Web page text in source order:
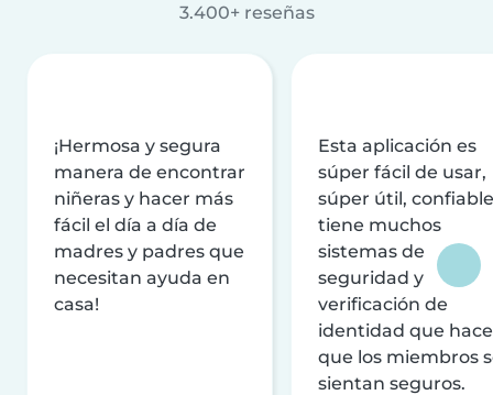
3.400+ reseñas
¡Hermosa y segura
manera de encontrar
niñeras y hacer más
fácil el día a día de
madres y padres que
necesitan ayuda en
casa!
Esta aplicación es
súper fácil de usar,
súper útil,
tiene muchos
sistemas de
seguridad y
verificación de
identidad que
que los miembros
sientan seguros.